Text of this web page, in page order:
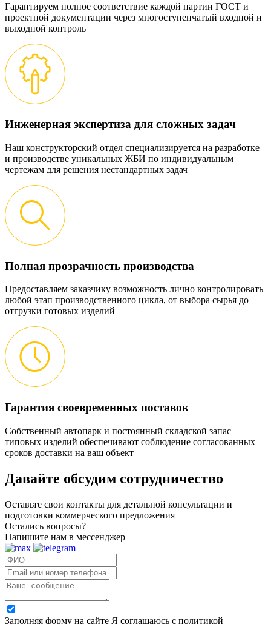
Гарантируем полное соответствие каждой партии ГОСТ и
проектной документации через многоступенчатый входной и
выходной контроль
Инженерная экспертиза для сложных задач
Наш конструкторский отдел специализируется на разработке
и производстве уникальных ЖБИ по индивидуальным
чертежам для решения нестандартных задач
Полная прозрачность производства
Предоставляем заказчику возможность лично контролировать
любой этап производственного цикла, от выбора сырья до
отгрузки готовых изделий
Гарантия своевременных поставок
Собственный автопарк и постоянный складской запас
типовых изделий обеспечивают соблюдение согласованных
сроков доставки на ваш объект
Давайте обсудим сотрудничество
Оставьте свои контакты для детальной консультации и
подготовки коммерческого предложения
Остались вопросы?
Напишите нам в мессенджер
Заполняя форму на сайте Я соглашаюсь с политикой